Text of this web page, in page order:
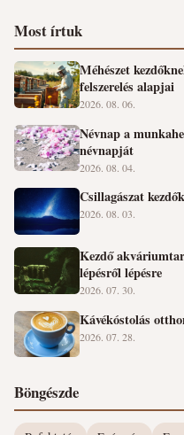
Most írtuk
Méhészet
felszerelés alapjai
2026. 08. 06.
Névnap a
névnapját
2026. 08. 04.
Csillagászat
2026. 08. 03.
Kezdő
lépésről lépésre
2026. 07. 30.
Kávékóstolás
2026. 07. 28.
Böngészde